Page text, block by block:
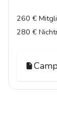
260 €
280 €